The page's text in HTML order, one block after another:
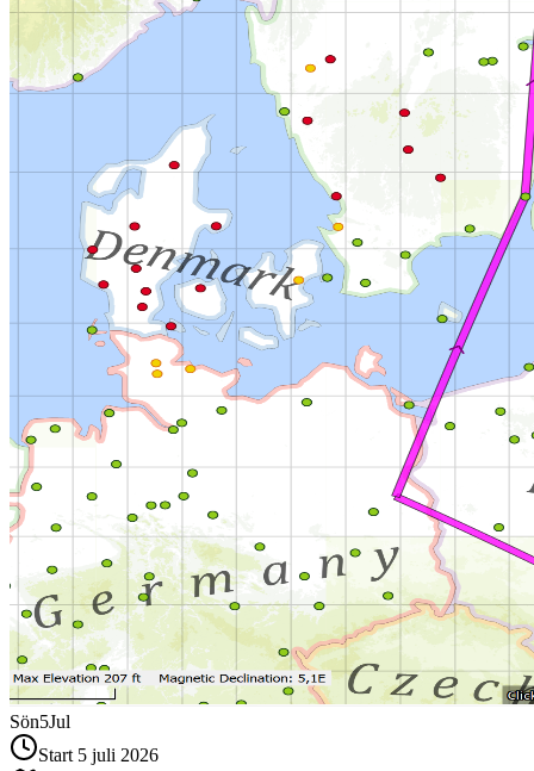
Sön5Jul
Start 5 juli 2026